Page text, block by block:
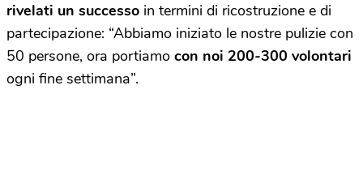
rivelati un successo in termini di ricostruzione e di
partecipazione: “Abbiamo iniziato le nostre pulizie con
50 persone, ora portiamo con noi 200-300 volontari
ogni fine settimana”.